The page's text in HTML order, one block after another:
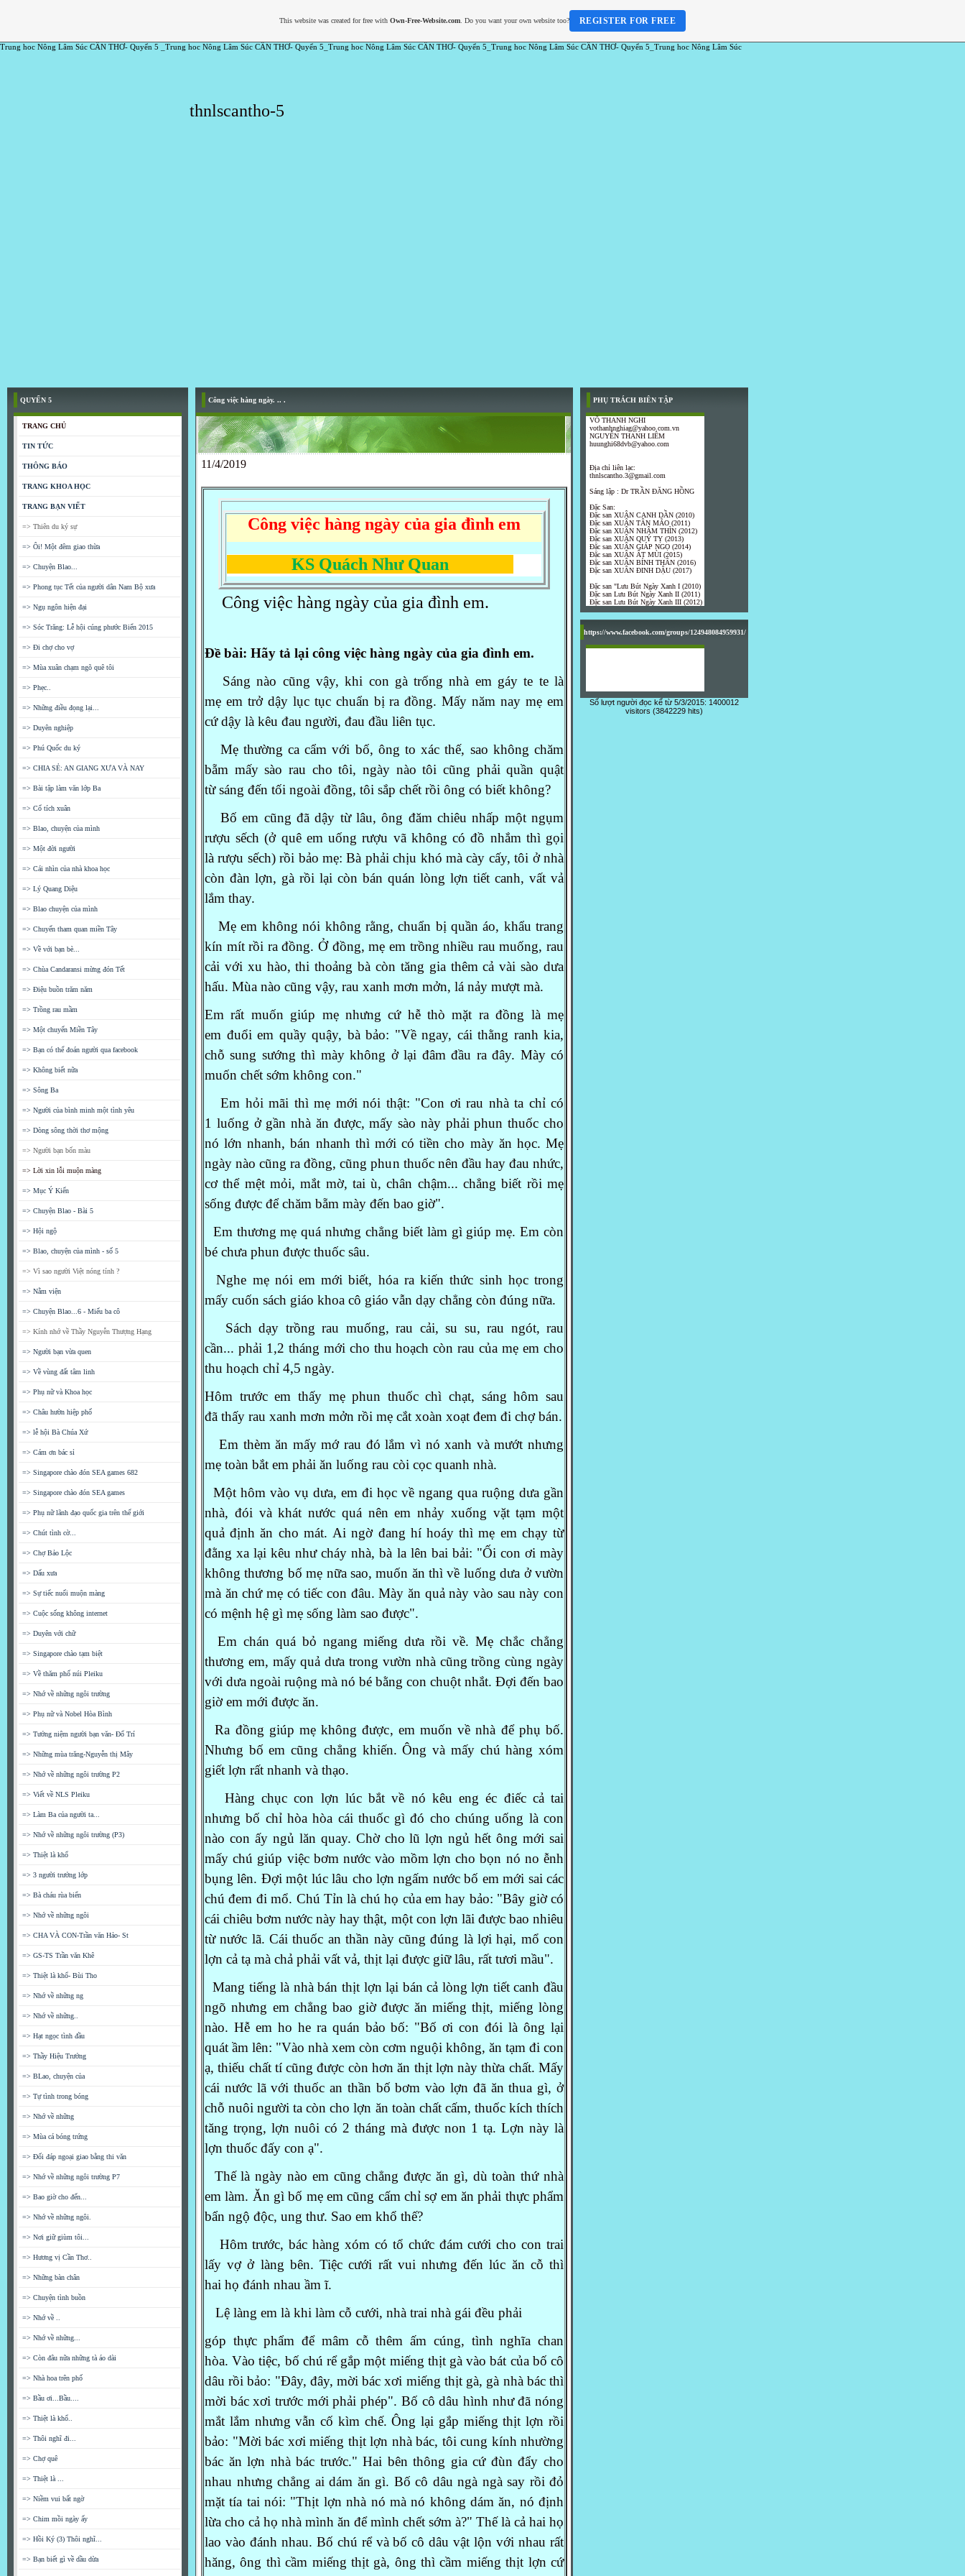
Trung hoc Nông Lâm Súc CẦN THƠ- Quyển 5 _Trung hoc Nông Lâm Súc CẦN THƠ- Quyển 5_Trung hoc Nông Lâm Súc CẦN THƠ- Quyển 5_Trung hoc Nông Lâm Súc CẦN THƠ- Quyển 5_Trung hoc Nông Lâm Súc
thnlscantho-5
QUYỂN 5
TRANG CHỦ
TIN TỨC
THÔNG BÁO
TRANG KHOA HỌC
TRANG BẠN VIẾT
=> Thiên du ký sự
=> Ôi! Một đêm giao thừa
=> Chuyện Blao...
=> Phong tục Tết của người dân Nam Bộ xưa
=> Ngụ ngôn hiện đại
=> Sóc Trăng: Lễ hội cúng phước Biển 2015
=> Đi chợ cho vợ
=> Mùa xuân chạm ngõ quê tôi
=> Phẹc..
=> Những điều đọng lại...
=> Duyên nghiệp
=> Phú Quốc du ký
=> CHIA SẺ: AN GIANG XƯA VÀ NAY
=> Bài tập làm văn lớp Ba
=> Cổ tích xuân
=> Blao, chuyện của mình
=> Một đời người
=> Cái nhìn của nhà khoa học
=> Lý Quang Diệu
=> Blao chuyện của mình
=> Chuyến tham quan miền Tây
=> Về với bạn bè...
=> Chùa Candaransi mừng đón Tết
=> Điệu buồn trăm năm
=> Trồng rau mầm
=> Một chuyến Miền Tây
=> Bạn có thể đoán người qua facebook
=> Không biết nữa
=> Sông Ba
=> Người của bình minh một tình yêu
=> Dòng sông thời thơ mộng
=> Người bạn bốn màu
=> Lời xin lỗi muộn màng
=> Mục Ý Kiến
=> Chuyện Blao - Bài 5
=> Hội ngộ
=> Blao, chuyện của mình - số 5
=> Vì sao người Việt nóng tính ?
=> Nằm viện
=> Chuyện Blao...6 - Miếu ba cô
=> Kính nhớ về Thầy Nguyễn Thượng Hạng
=> Người bạn vừa quen
=> Về vùng đất tâm linh
=> Phụ nữ và Khoa học
=> Châu hườn hiệp phố
=> lễ hội Bà Chúa Xứ
=> Cám ơn bác sỉ
=> Singapore chào đón SEA games 682
=> Singapore chào đón SEA games
=> Phụ nữ lãnh đạo quốc gia trên thế giới
=> Chút tình cờ...
=> Chợ Bảo Lộc
=> Dấu xưa
=> Sự tiếc nuối muộn màng
=> Cuộc sống không internet
=> Duyên với chữ
=> Singapore chào tạm biệt
=> Về thăm phố núi Pleiku
=> Nhớ về những ngôi trường
=> Phụ nữ và Nobel Hòa Bình
=> Tưởng niệm người bạn văn- Đổ Trí
=> Những mùa trăng-Nguyễn thị Mây
=> Nhớ về những ngôi trường P2
=> Viết về NLS Pleiku
=> Làm Ba của người ta...
=> Nhớ về những ngôi trường (P3)
=> Thiệt là khổ
=> 3 người trưởng lớp
=> Bà cháu rùa biển
=> Nhớ về những ngôi
=> CHA VÀ CON-Trần văn Hảo- St
=> GS-TS Trần văn Khê
=> Thiệt là khổ- Bùi Tho
=> Nhớ về những ng
=> Nhớ về những..
=> Hạt ngọc tình đầu
=> Thầy Hiệu Trưởng
=> BLao, chuyện của
=> Tự tình trong bóng
=> Nhớ về những
=> Mùa cá bóng trứng
=> Đối đáp ngoại giao bằng thi văn
=> Nhớ về những ngôi trường P7
=> Bao giờ cho đến...
=> Nhớ về những ngôi.
=> Nơi giữ giùm tôi...
=> Hương vị Cần Thơ..
=> Những bàn chân
=> Chuyện tình buồn
=> Nhớ về ..
=> Nhớ về những...
=> Còn đâu nữa những tà áo dài
=> Nhà hoa trên phố
=> Bầu ơi...Bầu....
=> Thiệt là khổ..
=> Thôi nghĩ đi...
=> Chợ quê
=> Thiệt là ...
=> Niềm vui bất ngờ
=> Chim mồi ngày ấy
=> Hồi Ký (3) Thôi nghĩ...
=> Bạn biết gì về dầu dừa
Công việc hàng ngày. .. .
11/4/2019
Công việc hàng ngày của gia đình em
KS Quách Như Quan
Công việc hàng ngày của gia đình em.
Đề bài: Hãy tả lại công việc hàng ngày của gia đình em.
Sáng nào cũng vậy, khi con gà trống nhà em gáy te te là
mẹ em trở dậy lục tục chuẩn bị ra đồng. Mấy năm nay mẹ em
cứdậy là kêu đau người, đau đầu liên tục.
Mẹ thường ca cẩm với bố, ông to xác thế, sao không chăm
bẵm mấy sào rau cho tôi, ngày nào tôi cũng phải quần quật
từsáng đến tối ngoài đồng, tôi sắp chết rồi ông có biết không?
Bố em cũng đã dậy từ lâu, ông đăm chiêu nhấp một ngụm
rượusếch (ở quê em uống rượu vã không có đồ nhắm thì gọi
làrượu sếch) rồi bảo mẹ: Bà phải chịu khó mà cày cấy, tôi ởnhà
còn đàn lợn, gà rồi lại còn bán quán lòng lợn tiết canh, vất vả
lắm thay.
Mẹ em không nói không rằng, chuẩn bị quần áo, khẩu trang
kín mít rồi ra đồng.Ở đồng, mẹ em trồng nhiều rau muống, rau
cải với xu hào, thithoảng bà còn tăng gia thêm cả vài sào dưa
hấu. Mùa nào cũng vậy, rau xanh mơn mởn, lá nảy mượt mà.
Em rất muốn giúp mẹ nhưng cứ hễ thò mặt ra đồng là mẹ
em đuổi em quầy quậy, bà bảo: "Về ngay, cái thằng ranh kia,
chỗsung sướng thì mày không ở lại đâm đầu ra đây. Mày có
muốn chết sớm không con."
Em hỏi mãi thì mẹ mới nói thật: "Con ơi rau nhà ta chỉ có
1 luống ở gần nhà ăn được, mấy sào này phải phun thuốc cho
nólớn nhanh, bán nhanh thì mới có tiền cho mày ăn học.Mẹ
ngày nào cũng ra đồng, cũng phun thuốc nên đầu hay đau nhức,
cơ thể mệt mỏi, mắt mờ, tai ù, chân chậm... chẳng biết rồi mẹ
sống được để chăm bẵm mày đến bao giờ".
Em thương mẹ quá nhưng chẳng biết làm gì giúp mẹ. Em còn
bé chưa phun được thuốc sâu.
Nghe mẹ nói em mới biết, hóa ra kiến thức sinh học trong
mấy cuốn sách giáo khoa cô giáo vẫn dạy chẳng còn đúng nữa.
Sách dạy trồng rau muống, rau cải, su su, rau ngót, rau
cần... phải 1,2 tháng mới cho thu hoạch còn rau của mẹ em cho
thu hoạch chỉ 4,5 ngày.
Hôm trước em thấy mẹ phun thuốc chì chạt, sáng hôm sau
đã thấy rau xanh mơn mởn rồi mẹ cắt xoàn xoạt đem đi chợ bán.
Em thèm ăn mấy mớ rau đó lắm vì nó xanh và mướt nhưng
mẹ toàn bắt em phải ăn luống rau còi cọc quanh nhà.
Một hôm vào vụ dưa, em đi học về ngang qua ruộng dưa gần
nhà, đói và khát nước quá nên em nhảy xuống vặt tạm một
quảđịnh ăn cho mát. Ai ngờ đang hí hoáy thì mẹ em chạy từ
đằng xa lại kêu nhưcháy nhà, bà la lên bai bải: "Ối con ơi mày
không thương bố mẹ nữa sao, muốn ăn thì về luống dưa ở vườn
mà ăn chứ mẹ cótiếc con đâu.Mày ăn quả này vào sau này con
có mệnh hệ gì mẹ sống làm sao được".
Em chán quá bỏ ngang miếng dưa rồi về. Mẹ chắc chẳng
thương em, mấy quả dưa trong vườn nhà cũng trồng cùng ngày
với dưa ngoài ruộng mà nó bé bằng con chuột nhắt. Đợi đến bao
giờem mới được ăn.
Ra đồng giúp mẹ không được, em muốn về nhà để phụ bố.
Nhưng bố em cũng chẳng khiến. Ông và mấy chú hàng xóm
giết lợn rất nhanh và thạo.
Hàng chục con lợn lúc bắt về nó kêu eng éc điếc cả tai
nhưngbố chỉ hòa hòa cái thuốc gì đó cho chúng uống là con
nào con ấy ngủ lăn quay. Chờ cho lũ lợn ngủ hết ông mới sai
mấychú giúp việc bơm nước vào mồm lợn cho bọn nó no ễnh
bụnglên. Đợi một lúc lâu cho lợn ngấm nước bố em mới sai các
chú đem đi mổ. Chú Tỉn là chú họ của em hay bảo: "Bây giờ có
cáichiêu bơm nước này hay thật, một con lợn lãi được bao nhiêu
từnước lã.Cái thuốc an thần này cũng đúng là lợi hại, mổ con
lợn cả tạ mà chả phải vất vả, thịt lại được giữ lâu, rất tươi mầu".
Mang tiếng là nhà bán thịt lợn lại bán cả lòng lợn tiếtcanh đầu
ngõ nhưng em chẳng bao giờ được ăn miếng thịt, miếng lòng
nào. Hễ em ho he ra quán bảo bố: "Bố ơi con đói là ông lại
quát ầm lên: "Vào nhà xem còn cơm nguội không, ăn tạm đi con
ạ,thiếu chất tí cũng được còn hơn ăn thịt lợn này thừa chất.Mấy
cái nước lã với thuốc an thần bố bơm vào lợn đã ăn thua gì, ở
chỗ nuôi người ta còn cho lợn ăn toàn chất cấm, thuốc kích thích
tăng trọng, lợn nuôi có 2 tháng mà được non 1 tạ. Lợn này là
lợn thuốc đấy con ạ".
Thế là ngày nào em cũng chẳng được ăn gì, dù toàn thứ nhà
emlàm. Ăn gì bố mẹ em cũng cấm chỉ sợ em ăn phải thực phẩm
bẩn ngộ độc, ung thư. Sao em khổ thế?
Hôm trước, bác hàng xóm có tổ chức đám cưới cho con trai
lấyvợ ở làng bên. Tiệc cưới rất vui nhưng đến lúc ăn cỗ thì
hai họ đánh nhau ầm ĩ.
Lệ làng em là khi làm cỗ cưới, nhà trai nhà gái đều phải
góp thực phẩm để mâm cỗ thêm ấm cúng, tình nghĩa chan
hòa.Vào tiệc, bố chú rể gắp một miếng thịt gà vào bát của bốcô
dâu rồi bảo: "Đây, đây, mời bác xơi miếng thịt gà, gà nhà bác thì
mời bác xơi trước mới phải phép". Bố cô dâu hình nhưđã nóng
mắt lắm nhưng vẫn cố kìm chế.Ông lại gắp miếng thịt lợn rồi
bảo: "Mời bác xơi miếng thịt lợn nhà bác, tôi cung kính nhường
bác ăn lợn nhà bác trước."Hai bên thông gia cứ đùn đẩy cho
nhau nhưng chẳng ai dám ăn gì. Bố cô dâu ngà ngà say rồi đỏ
mặt tía tai nói: "Thịt lợn nhà nó mà nó không dám ăn, nó định
lừa cho cả họ nhà mình ăn để mình chết sớm à?" Thế là cả hai họ
lao vào đánh nhau. Bố chú rể và bố cô dâu vật lộn với nhau rất
hăng, ông thìcầm miếng thịt gà, ông thì cầm miếng thịt lợn cứ
PHỤ TRÁCH BIÊN TẬP
VÕ THANH NGHI
vothanhnghiag@yahoo.com.vn
NGUYỄN THANH LIÊM
huunghi68dvb@yahoo.com
Địa chỉ liên lạc:
thnlscantho.3@gmail.com
Sáng lập : Dr TRẦN ĐĂNG HỒNG
Đặc San:
Đặc san XUÂN CANH DẦN (2010)
Đặc san XUÂN TÂN MÃO (2011)
Đặc san XUÂN NHÂM THÌN (2012)
Đặc san XUÂN QUÝ TỴ (2013)
Đặc san XUÂN GIÁP NGỌ (2014)
Đặc san XUÂN ẤT MÙI (2015)
Đặc san XUÂN BÍNH THÂN (2016)
Đặc san XUÂN ĐINH DẬU (2017)
Đặc san "Lưu Bút Ngày Xanh I (2010)
Đặc san Lưu Bút Ngày Xanh II (2011)
Đặc san Lưu Bút Ngày Xanh III (2012)
https://www.facebook.com/groups/124948084959931/
Số lượt người đọc kể từ 5/3/2015: 1400012
visitors (3842229 hits)
This website was created for free with Own-Free-Website.com. Do you want your own website too? REGISTER FOR FREE